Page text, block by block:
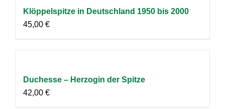
Klöppelspitze in Deutschland 1950 bis 2000
45,00 €
Duchesse – Herzogin der Spitze
42,00 €